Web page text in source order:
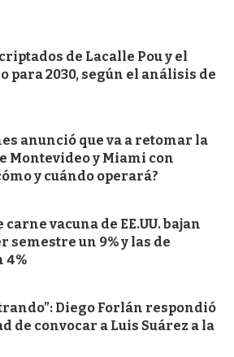
de Lacalle Pou y el
para 2030, según el análisis de
anunció que va a retomar la
Montevideo y Miami con
y cuándo operará?
vacuna de EE.UU. bajan
un 9% y las de
4%
Diego Forlán respondió
de convocar a Luis Suárez a la